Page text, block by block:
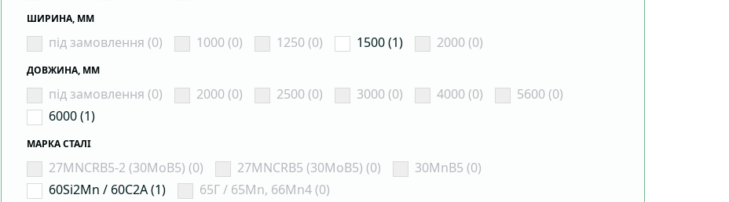
ШИРИНА, ММ
під замовлення (0) 1000 (0) 1250 (0) 1500 (1) 2000 (0)
ДОВЖИНА, ММ
під замовлення (0) 2000 (0) 2500 (0) 3000 (0) 4000 (0)
5600 (0)
6000 (1)
МАРКА СТАЛІ
27MNCRB5-2 (30MoB5) (0) 27MNCRB5 (30MoB5) (0)
30MnB5 (0)
60Si2Mn / 60С2А (1)
65Г / 65Mn, 66Mn4 (0)